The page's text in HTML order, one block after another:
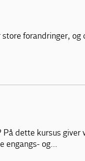
forandringer,
dette kursus giver
engangs- og…